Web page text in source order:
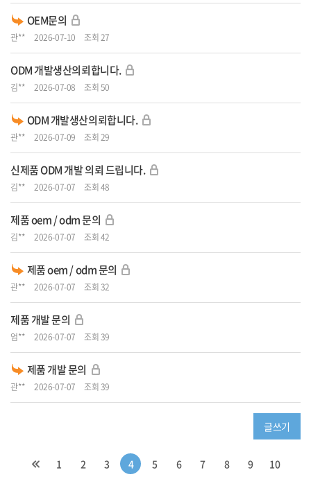
OEM문의
관** 2026-07-10 조회 27
ODM 개발생산의뢰합니다.
김** 2026-07-08 조회 50
ODM 개발생산의뢰합니다.
관** 2026-07-09 조회 29
신제품 ODM 개발 의뢰 드립니다.
김** 2026-07-07 조회 48
제품 oem / odm 문의
김** 2026-07-07 조회 42
제품 oem / odm 문의
관** 2026-07-07 조회 32
제품 개발 문의
엄** 2026-07-07 조회 39
제품 개발 문의
관** 2026-07-07 조회 39
글쓰기
1 2 3 4 5 6 7 8 9 10